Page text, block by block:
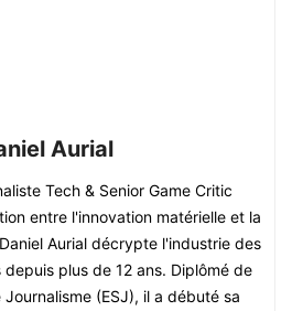
Aurial
Tech & Senior Game Critic
entre l'innovation matérielle et la
Aurial décrypte l'industrie des
plus de 12 ans. Diplômé de
(ESJ), il a débuté sa